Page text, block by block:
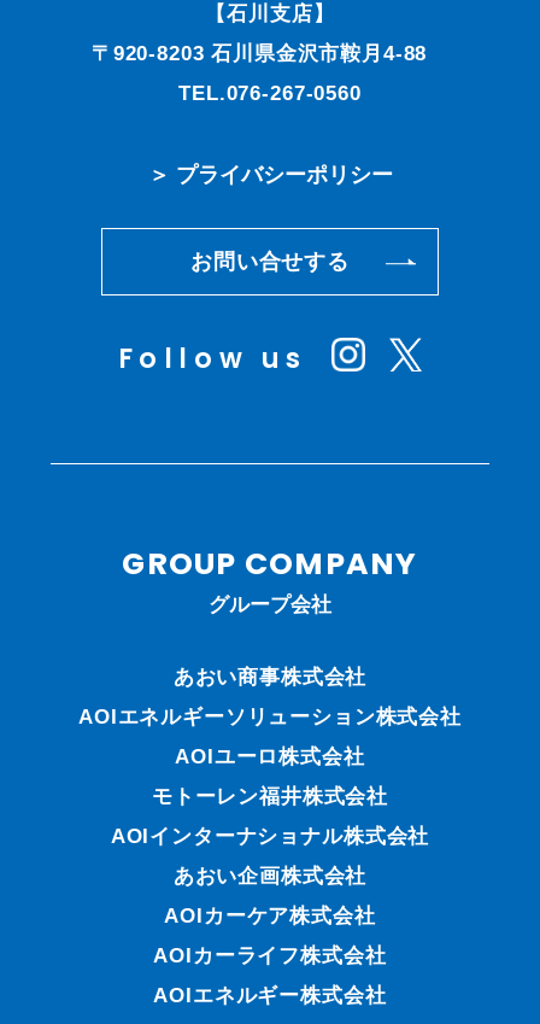
【石川支店】
〒920-8203 石川県金沢市鞍月4-88
TEL.076-267-0560
＞ プライバシーポリシー
お問い合せする
Follow us
GROUP COMPANY
グループ会社
あおい商事株式会社
AOIエネルギーソリューション株式会社
AOIユーロ株式会社
モトーレン福井株式会社
AOIインターナショナル株式会社
あおい企画株式会社
AOIカーケア株式会社
AOIカーライフ株式会社
AOIエネルギー株式会社